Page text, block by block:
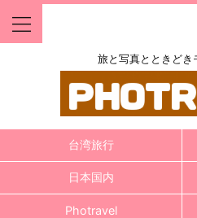
旅と写真とときどき
台湾旅行
日本国内
Photravel